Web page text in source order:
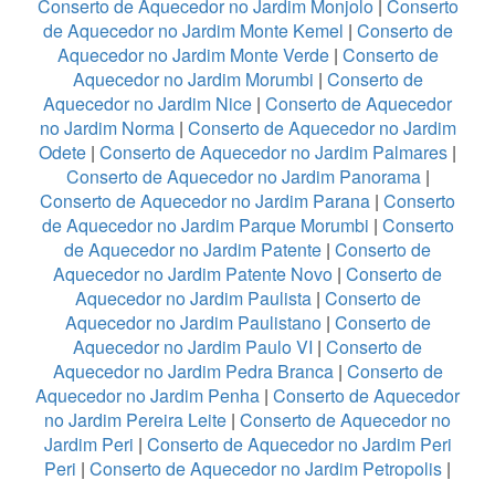
Conserto de Aquecedor no Jardim Monjolo| Conserto
de Aquecedor no Jardim Monte Kemel | Conserto de
Aquecedor no Jardim Monte Verde| Conserto de
Aquecedor no Jardim Morumbi | Conserto de
Aquecedor no Jardim Nice | Conserto de Aquecedor
no Jardim Norma| Conserto de Aquecedor no Jardim
Odete | Conserto de Aquecedor no Jardim Palmares |
Conserto de Aquecedor no Jardim Panorama|
Conserto de Aquecedor no Jardim Parana | Conserto
de Aquecedor no Jardim Parque Morumbi | Conserto
de Aquecedor no Jardim Patente | Conserto de
Aquecedor no Jardim Patente Novo | Conserto de
Aquecedor no Jardim Paulista| Conserto de
Aquecedor no Jardim Paulistano| Conserto de
Aquecedor no Jardim Paulo VI | Conserto de
Aquecedor no Jardim Pedra Branca| Conserto de
Aquecedor no Jardim Penha | Conserto de Aquecedor
no Jardim Pereira Leite | Conserto de Aquecedor no
Jardim Peri | Conserto de Aquecedor no Jardim Peri
Peri | Conserto de Aquecedor no Jardim Petropolis |